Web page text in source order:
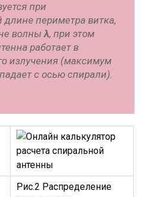
при
длине периметра витка,
волныλ, при этом
работает в
излучения (максимум
с осью спирали).
Рис.2 Распределение